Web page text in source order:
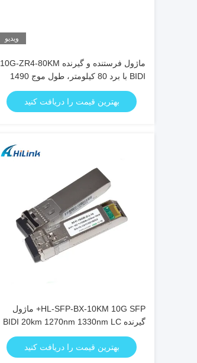
ویدیو
ماژول فرستنده و گیرنده 10G-ZR4-80KM
BIDI با برد 80 کیلومتر، طول موج 1490
نانومتر/1550 نانومتر، SFP+، STM-64،
WDM، 8SFP+، SMF
بهترین قیمت را دریافت کنید
HL-SFP-BX-10KM 10G SFP+ ماژول
گیرنده BIDI 20km 1270nm 1330nm LC
کانکتور RoHS
بهترین قیمت را دریافت کنید